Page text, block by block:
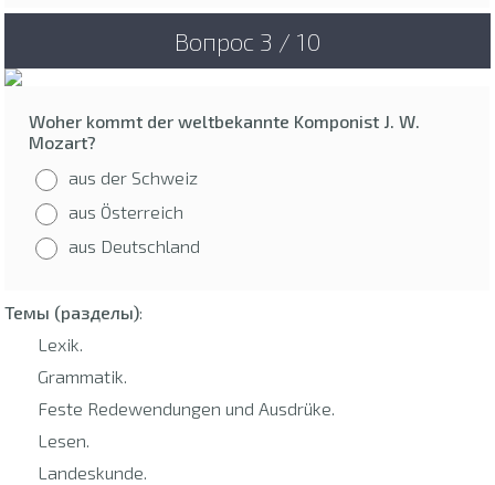
Вопрос 3 / 10
Woher kommt der weltbekannte Komponist J. W.
Mozart?
aus der Schweiz
aus Österreich
aus Deutschland
Темы (разделы):
Lexik.
Grammatik.
Feste Redewendungen und Ausdrüke.
Lesen.
Landeskunde.